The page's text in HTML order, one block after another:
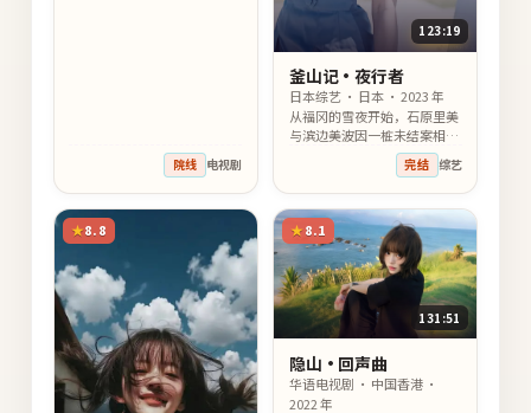
院线 电视剧
123:19
釜山记·夜行者
日本综艺 · 日本 · 2023 年
从福冈的雪夜开始，石原里美
与滨边美波因一桩未结案相
识，他们用一整个季节的相
处，互相照亮彼此漫长的人生
底色。
完结 综艺
8.8 8.1
131:51
隐山·回声曲
华语电视剧 · 中国香港 ·
2022 年